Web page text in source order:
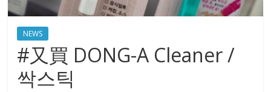
NEWS
#又買 DONG-A Cleaner /
싹스틱